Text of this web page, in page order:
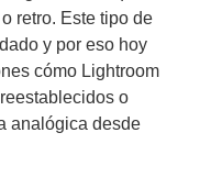
retro. Este tipo de
y por eso hoy
cómo Lightroom
o
analógica desde